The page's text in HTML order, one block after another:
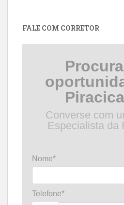
FALE COM CORRETOR
Converse com
Especialista da
Nome*
Telefone*